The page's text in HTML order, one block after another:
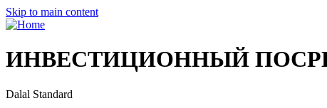
Skip to main content
ИНВЕСТИЦИОННЫЙ
Dalal Standard